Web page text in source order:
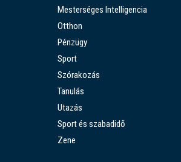
Mesterséges Intelligencia
Otthon
Pénzügy
Sport
Szórakozás
Tanulás
Utazás
Sport és szabadidő
Zene